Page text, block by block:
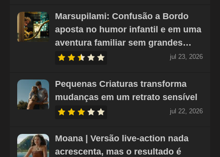
Marsupilami: Confusão a Bordo
aposta no humor infantil e em uma
aventura familiar sem grandes…
jul 23, 2026
Pequenas Criaturas transforma
mudanças em um retrato sensível
jul 22, 2026
Moana | Versão live-action nada
acrescenta, mas o resultado é